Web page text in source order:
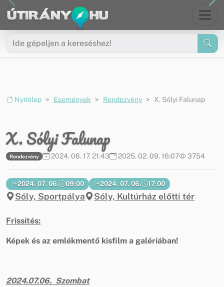
Ugrás a menüre
Ugrás a tartalomra
Nyitólap Események Rendezvény X. Sólyi Falunap
X. Sólyi Falunap
Rendezvény 2024. 06. 17. 21:43 2025. 02. 09. 16:07 3754
2024. 07. 06. 09:00 2024. 07. 06. 17:00
Sóly, Sportpálya Sóly, Kultúrház előtti tér
Frissítés:
Képek és az emlékmentő kisfilm a galériában!
2024.07.06. Szombat